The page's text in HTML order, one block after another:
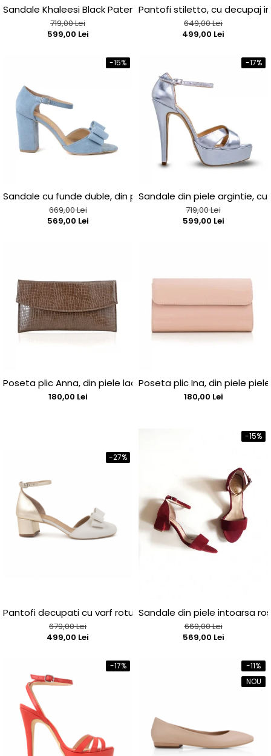
Mov
Sandale Khaleesi Black Patent
719,00 Lei
599,00 Lei
Pantofi stiletto, cu decupaj
649,00 Lei
499,00 Lei
-15%
Sandale cu funde duble, din piele intoarsa albastru deschis
669,00 Lei
569,00 Lei
-17%
Sandale din piele argintie,
719,00 Lei
599,00 Lei
Poseta plic Anna, din piele lacuita maron cu textura croco
180,00 Lei
Poseta plic Ina, din piele
180,00 Lei
-27%
Pantofi decupati cu varf rotund, din piele naturala alba si
679,00 Lei
499,00 Lei
-15%
Sandale din piele intoarsa
669,00 Lei
569,00 Lei
-17%
-11%
NOU